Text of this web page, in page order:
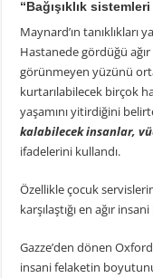
“Bağışıklık
Maynard’ın tanıklıkları
Hastanede gördüğü ağır
görünmeyen yüzünü
kurtarılabilecek birçok
yaşamını yitirdiğini
kalabilecek insanlar,
ifadelerini kullandı.
Özellikle çocuk
karşılaştığı en ağır
Gazze’den dönen
insani felaketin